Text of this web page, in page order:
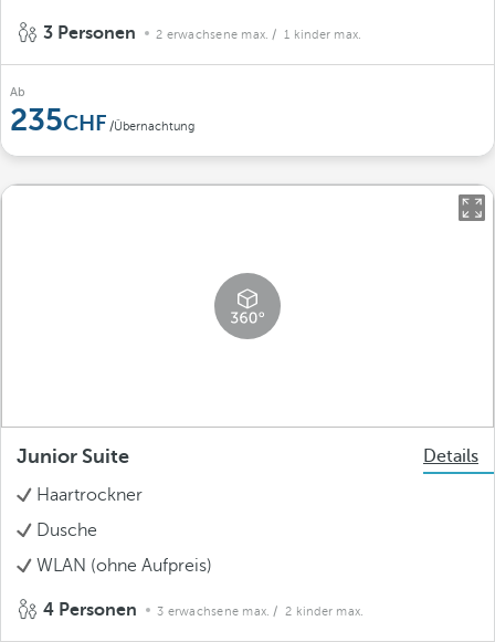
3 Personen 2 erwachsene max. / 1 kinder max.
Ab
235 /Übernachtung
Junior Suite
Details
Haartrockner
Dusche
WLAN (ohne Aufpreis)
4 Personen 3 erwachsene max. / 2 kinder max.